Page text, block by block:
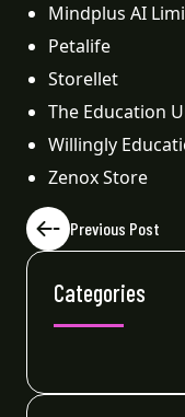
Mindplus AI
Petalife
Storellet
The Education
Willingly
Zenox Store
Previous Post
Categories